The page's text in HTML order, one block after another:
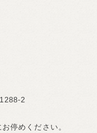
2
停めください。